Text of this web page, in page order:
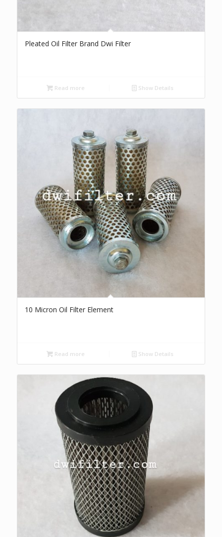
Pleated Oil Filter Brand Dwi Filter
Read more Show Details
10 Micron Oil Filter Element
Read more Show Details